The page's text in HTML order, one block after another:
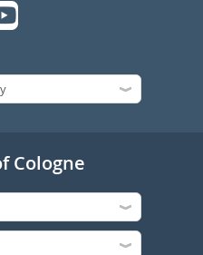
Cologne